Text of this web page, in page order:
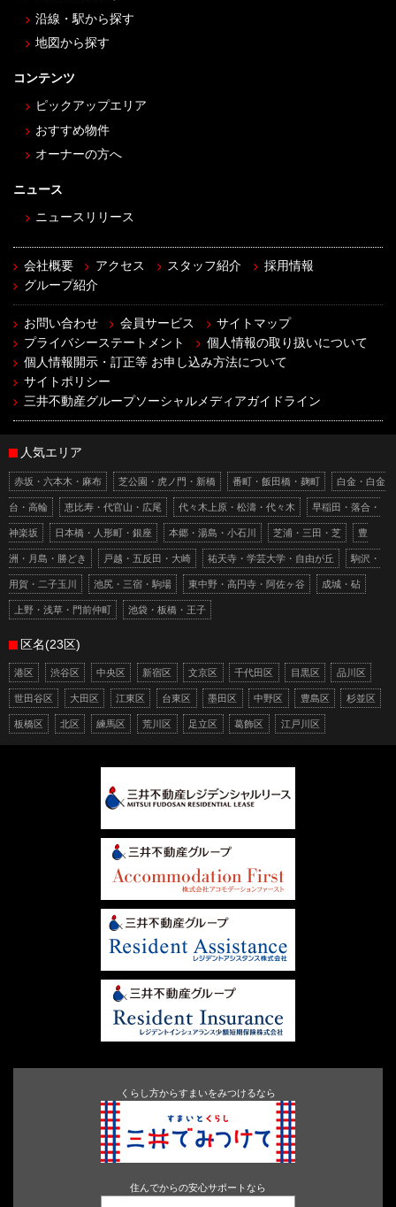
沿線・駅から探す
地図から探す
コンテンツ
ピックアップエリア
おすすめ物件
オーナーの方へ
ニュース
ニュースリリース
会社概要 アクセス スタッフ紹介
採用情報
グループ紹介
お問い合わせ 会員サービス
サイトマップ
プライバシーステートメント
個人情報の取り扱いについて
個人情報開示・訂正等 お申し込み方法について
サイトポリシー
三井不動産グループソーシャルメディアガイドライン
人気エリア
赤坂・六本木・麻布 芝公園・虎ノ門・新橋 番町・飯田橋・麹町 白金・白金
台・高輪 恵比寿・代官山・広尾 代々木上原・松濤・代々木 早稲田・落合・
神楽坂 日本橋・人形町・銀座 本郷・湯島・小石川 芝浦・三田・芝 豊
洲・月島・勝どき 戸越・五反田・大崎 祐天寺・学芸大学・自由が丘 駒沢・
用賀・二子玉川 池尻・三宿・駒場 東中野・高円寺・阿佐ヶ谷 成城・砧
上野・浅草・門前仲町 池袋・板橋・王子
区名(23区)
港区 渋谷区 中央区 新宿区 文京区 千代田区 目黒区 品川区
世田谷区 大田区 江東区 台東区 墨田区 中野区 豊島区 杉並区
板橋区 北区 練馬区 荒川区 足立区 葛飾区 江戸川区
くらし方からすまいをみつけるなら
住んでからの安心サポートなら